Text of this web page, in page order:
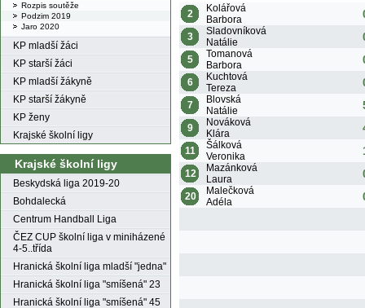
Rozpis soutěže
Podzim 2019
Jaro 2020
KP mladší žáci
KP starší žáci
KP mladší žákyně
KP starší žákyně
KP ženy
Krajské školní ligy
Krajské školní ligy
Beskydská liga 2019-20
Bohdalecká
Centrum Handball Liga
ČEZ CUP školní liga v miniházené
4-5..třída
Hranická školní liga mladší "jedna"
Hranická školní liga "smíšená" 23
Hranická školní liga "smíšená" 45
2
Kolářová
Barbora
3
Sladovníková
Natálie
5
Tomanová
Barbora
6
Kuchtová
Tereza
7
Blovská
Natálie
9
Nováková
Klára
11
Šálková
Veronika
12
Mazánková
Laura
20
Malečková
Adéla